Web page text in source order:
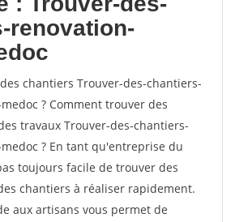
renovation-
chantiers Trouver-des-chantiers-
? Comment trouver des
travaux Trouver-des-chantiers-
? En tant qu'entreprise du
toujours facile de trouver des
chantiers à réaliser rapidement.
aux artisans vous permet de